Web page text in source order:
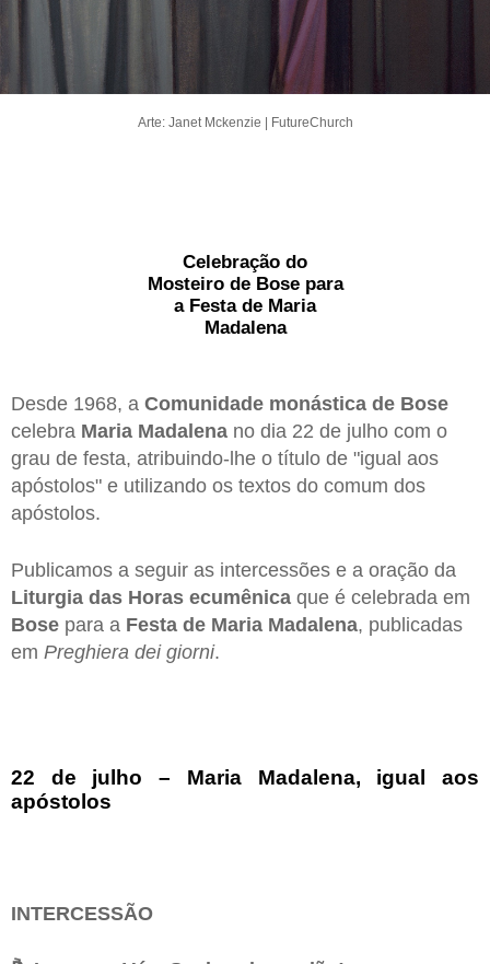
Arte: Janet Mckenzie | FutureChurch
Celebração do
Mosteiro de Bose para
a Festa de Maria
Madalena
Desde 1968, a Comunidade monástica de Bose
celebra Maria Madalena no dia 22 de julho com o
grau de festa, atribuindo-lhe o título de "igual aos
apóstolos" e utilizando os textos do comum dos
apóstolos.
Publicamos a seguir as intercessões e a oração da
Liturgia das Horas ecumênica que é celebrada em
Bose para a Festa de Maria Madalena, publicadas
em Preghiera dei giorni.
22 de julho – Maria Madalena, igual aos
apóstolos
INTERCESSÃO